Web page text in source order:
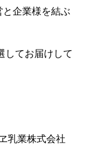
企業様を結ぶ
してお届けして
乳業株式会社